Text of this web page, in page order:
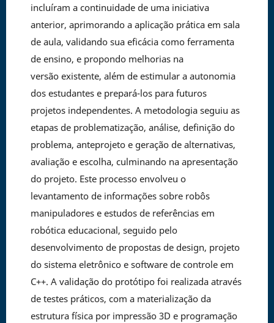
incluíram a continuidade de uma iniciativa
anterior, aprimorando a aplicação prática em sala
de aula, validando sua eficácia como ferramenta
de ensino, e propondo melhorias na
versão existente, além de estimular a autonomia
dos estudantes e prepará-los para futuros
projetos independentes. A metodologia seguiu as
etapas de problematização, análise, definição do
problema, anteprojeto e geração de alternativas,
avaliação e escolha, culminando na apresentação
do projeto. Este processo envolveu o
levantamento de informações sobre robôs
manipuladores e estudos de referências em
robótica educacional, seguido pelo
desenvolvimento de propostas de design, projeto
do sistema eletrônico e software de controle em
C++. A validação do protótipo foi realizada através
de testes práticos, com a materialização da
estrutura física por impressão 3D e programação